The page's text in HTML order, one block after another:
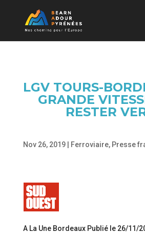
LGV TOURS-
GRANDE
RESTER
Nov 26, 2019| Ferroviaire, Presse
A La Une Bordeaux Publié le 26/11/